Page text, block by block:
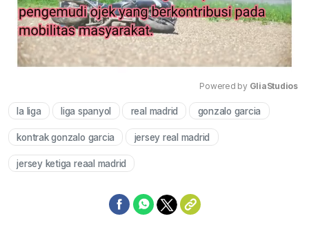
Mute
Powered by GliaStudios
la liga liga spanyol real madrid gonzalo garcia
kontrak gonzalo garcia jersey real madrid
jersey ketiga reaal madrid